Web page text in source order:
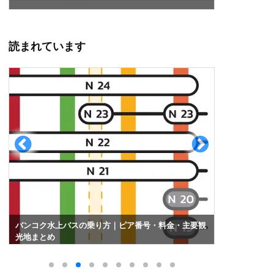
読まれています
ニャチャン 街歩き｜名所を回らなくても感じた街の魅
力